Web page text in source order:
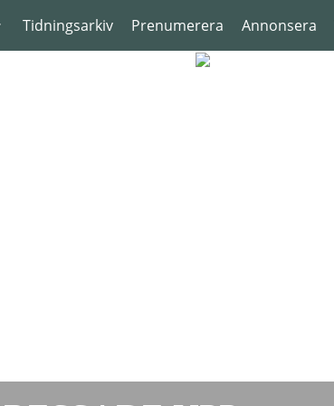
Tidningsarkiv Prenumerera Annonsera